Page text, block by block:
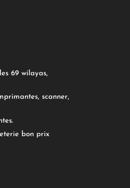
69 wilayas,
scanner,
bon prix